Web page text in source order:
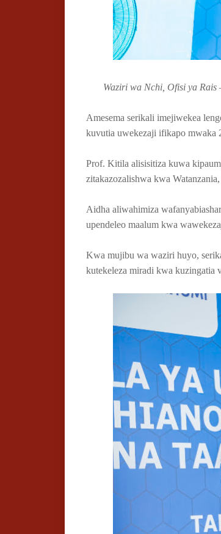
Waziri wa Nchi, Ofisi ya Rais
Amesema serikali imejiwekea
kuvutia uwekezaji ifikapo mwaka
Prof. Kitila alisisitiza kuwa
zitakazozalishwa kwa
Aidha aliwahimiza
upendeleo maalum kwa
Kwa mujibu wa waziri huyo,
kutekeleza miradi kwa kuzingatia